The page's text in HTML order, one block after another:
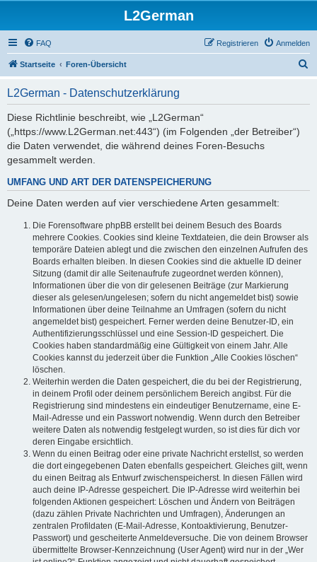
L2German
FAQ Anmelden
Registrieren
Startseite Foren-Übersicht
L2German - Datenschutzerklärung
Diese Richtlinie beschreibt, wie „L2German“
(„https://www.L2German.net:443“) (im Folgenden „der Betreiber“)
die Daten verwendet, die während deines Foren-Besuchs
gesammelt werden.
UMFANG UND ART DER DATENSPEICHERUNG
Deine Daten werden auf vier verschiedene Arten gesammelt:
Die Forensoftware phpBB erstellt bei deinem Besuch des Boards
mehrere Cookies. Cookies sind kleine Textdateien, die dein Browser als
temporäre Dateien ablegt und die zwischen den einzelnen Aufrufen des
Boards erhalten bleiben. In diesen Cookies sind die aktuelle ID deiner
Sitzung (damit dir alle Seitenaufrufe zugeordnet werden können),
Informationen über die von dir gelesenen Beiträge (zur Markierung
dieser als gelesen/ungelesen; sofern du nicht angemeldet bist) sowie
Informationen über deine Teilnahme an Umfragen (sofern du nicht
angemeldet bist) gespeichert. Ferner werden deine Benutzer-ID, ein
Authentifizierungsschlüssel und eine Session-ID gespeichert. Die
Cookies haben standardmäßig eine Gültigkeit von einem Jahr. Alle
Cookies kannst du jederzeit über die Funktion „Alle Cookies löschen“
löschen.
Weiterhin werden die Daten gespeichert, die du bei der Registrierung,
in deinem Profil oder deinem persönlichem Bereich angibst. Für die
Registrierung sind mindestens ein eindeutiger Benutzername, eine E-
Mail-Adresse und ein Passwort notwendig. Wenn durch den Betreiber
weitere Daten als notwendig festgelegt wurden, so ist dies für dich vor
deren Eingabe ersichtlich.
Wenn du einen Beitrag oder eine private Nachricht erstellst, so werden
die dort eingegebenen Daten ebenfalls gespeichert. Gleiches gilt, wenn
du einen Beitrag als Entwurf zwischenspeicherst. In diesen Fällen wird
auch deine IP-Adresse gespeichert. Die IP-Adresse wird weiterhin bei
folgenden Aktionen gespeichert: Löschen und Ändern von Beiträgen
(dazu zählen Private Nachrichten und Umfragen), Änderungen an
zentralen Profildaten (E-Mail-Adresse, Kontoaktivierung, Benutzer-
Passwort) und gescheiterte Anmeldeversuche. Die von deinem Browser
übermittelte Browser-Kennzeichnung (User Agent) wird nur in der „Wer